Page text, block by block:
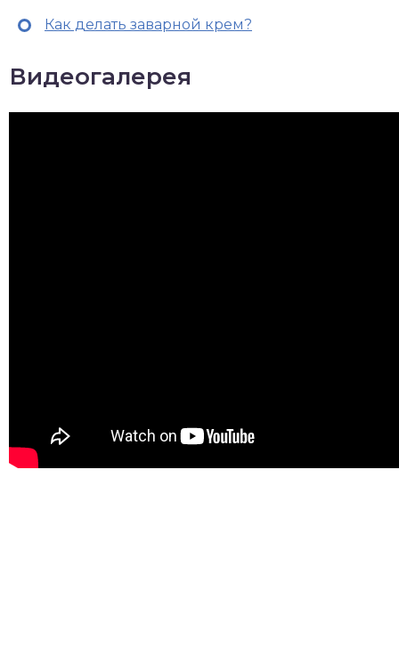
Как делать заварной крем?
Видеогалерея